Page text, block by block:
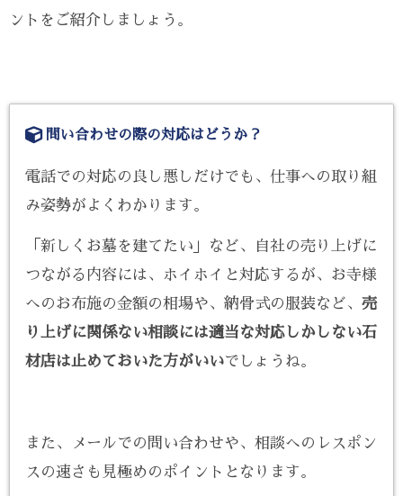
ントをご紹介しましょう。
問い合わせの際の対応はどうか？
電話での対応の良し悪しだけでも、仕事への取り組
み姿勢がよくわかります。
「新しくお墓を建てたい」など、自社の売り上げに
つながる内容には、ホイホイと対応するが、お寺様
へのお布施の金額の相場や、納骨式の服装など、売
り上げに関係ない相談には適当な対応しかしない石
材店は止めておいた方がいいでしょうね。
また、メールでの問い合わせや、相談へのレスポン
スの速さも見極めのポイントとなります。